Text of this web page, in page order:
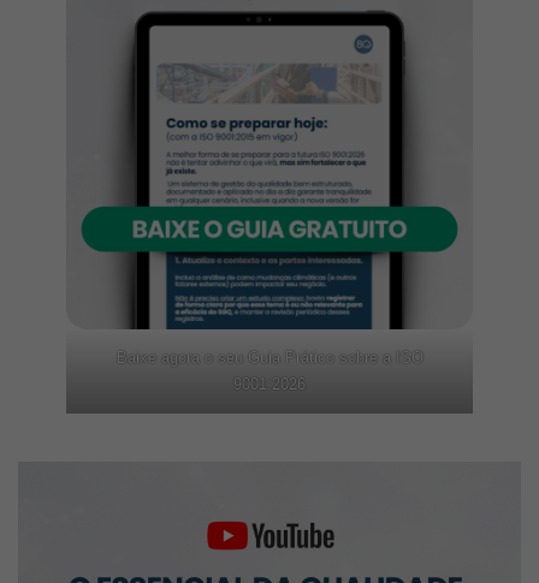
Baixe agora o seu Guia Prático sobre a ISO
9001:2026